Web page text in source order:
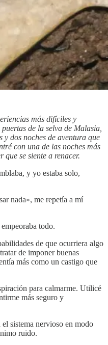
más difíciles y
de la selva de Malasia,
y dos noches de aventura que
con una de las noches más
se siente a renacer.
y yo estaba solo,
nada», me repetía a mí
todo.
de que ocurriera algo
de imponer buenas
más como un castigo que
para calmarme. Utilicé
más seguro y
sistema nervioso en modo
ruido.